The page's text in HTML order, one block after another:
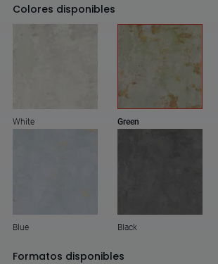
Colores disponibles
White Green
Blue Black
Formatos disponibles